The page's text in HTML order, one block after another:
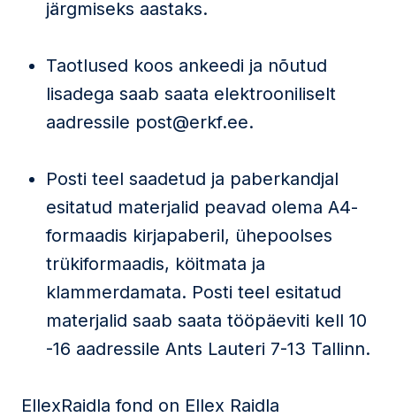
järgmiseks aastaks.
Taotlused koos ankeedi ja nõutud
lisadega saab saata elektrooniliselt
aadressile post@erkf.ee.
Posti teel saadetud ja paberkandjal
esitatud materjalid peavad olema A4-
formaadis kirjapaberil, ühepoolses
trükiformaadis, köitmata ja
klammerdamata. Posti teel esitatud
materjalid saab saata tööpäeviti kell 10
-16 aadressile Ants Lauteri 7-13 Tallinn.
EllexRaidla fond on Ellex Raidla